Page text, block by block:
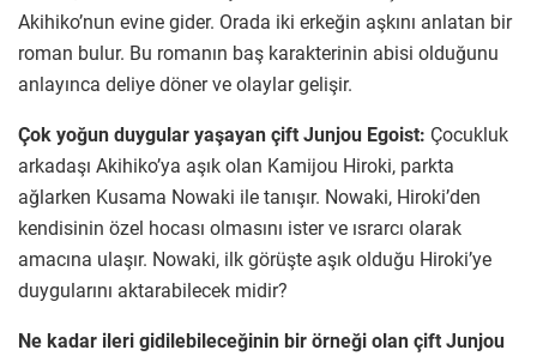
Akihiko’nun evine gider. Orada iki erkeğin aşkını anlatan bir
roman bulur. Bu romanın baş karakterinin abisi olduğunu
anlayınca deliye döner ve olaylar gelişir.
Çok yoğun duygular yaşayan çift Junjou Egoist: Çocukluk
arkadaşı Akihiko’ya aşık olan Kamijou Hiroki, parkta
ağlarken Kusama Nowaki ile tanışır. Nowaki, Hiroki’den
kendisinin özel hocası olmasını ister ve ısrarcı olarak
amacına ulaşır. Nowaki, ilk görüşte aşık olduğu Hiroki’ye
duygularını aktarabilecek midir?
Ne kadar ileri gidilebileceğinin bir örneği olan çift Junjou